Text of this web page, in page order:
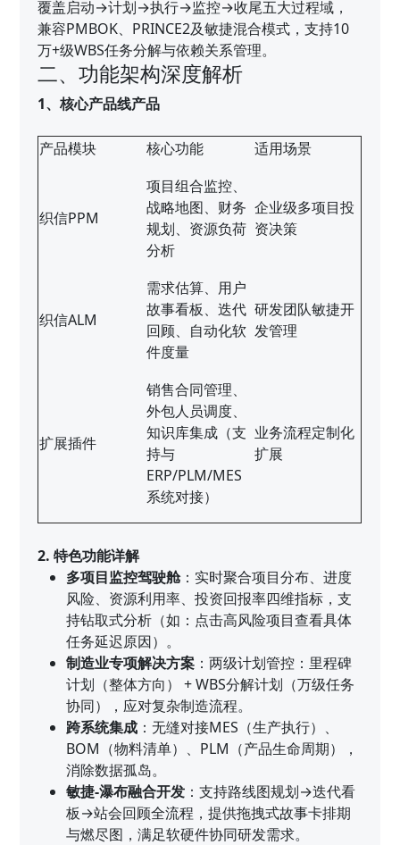
覆盖启动→计划→执行→监控→收尾五大过程域，
兼容PMBOK、PRINCE2及敏捷混合模式，支持10
万+级WBS任务分解与依赖关系管理。
二、功能架构深度解析
1、核心产品线产品
产品模块 核心功能 适用场景
织信PPM
项目组合监控、
战略地图、财务
规划、资源负荷
分析
企业级多项目投
资决策
织信ALM
需求估算、用户
故事看板、迭代
回顾、自动化软
件度量
研发团队敏捷开
发管理
扩展插件
销售合同管理、
外包人员调度、
知识库集成（支
持与
ERP/PLM/MES
系统对接）
业务流程定制化
扩展
2. 特色功能详解
多项目监控驾驶舱：实时聚合项目分布、进度
风险、资源利用率、投资回报率四维指标，支
持钻取式分析（如：点击高风险项目查看具体
任务延迟原因）。
制造业专项解决方案 ：两级计划管控：里程碑
计划（整体方向） + WBS分解计划（万级任务
协同），应对复杂制造流程。
跨系统集成 ：无缝对接MES（生产执行）、
BOM（物料清单）、PLM（产品生命周期），
消除数据孤岛。
敏捷-瀑布融合开发 ：支持路线图规划→迭代看
板→站会回顾全流程，提供拖拽式故事卡排期
与燃尽图，满足软硬件协同研发需求。